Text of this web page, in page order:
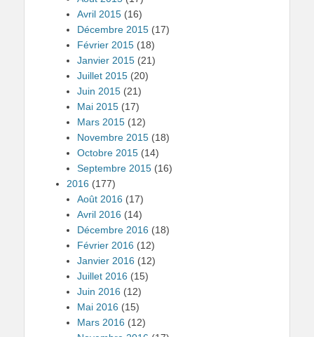
Avril 2015 (16)
Décembre 2015 (17)
Février 2015 (18)
Janvier 2015 (21)
Juillet 2015 (20)
Juin 2015 (21)
Mai 2015 (17)
Mars 2015 (12)
Novembre 2015 (18)
Octobre 2015 (14)
Septembre 2015 (16)
2016 (177)
Août 2016 (17)
Avril 2016 (14)
Décembre 2016 (18)
Février 2016 (12)
Janvier 2016 (12)
Juillet 2016 (15)
Juin 2016 (12)
Mai 2016 (15)
Mars 2016 (12)